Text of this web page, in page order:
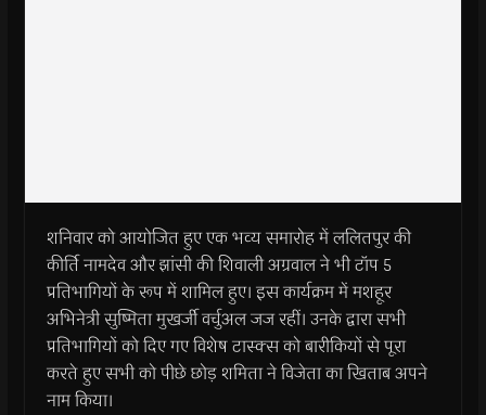
शनिवार को आयोजित हुए एक भव्य समारोह में ललितपुर की
कीर्ति नामदेव और झांसी की शिवाली अग्रवाल ने भी टॉप 5
प्रतिभागियों के रूप में शामिल हुए। इस कार्यक्रम में मशहूर
अभिनेत्री सुष्मिता मुखर्जी वर्चुअल जज रहीं। उनके द्वारा सभी
प्रतिभागियों को दिए गए विशेष टास्क्स को बारीकियों से पूरा
करते हुए सभी को पीछे छोड़ शमिता ने विजेता का खिताब अपने
नाम किया।